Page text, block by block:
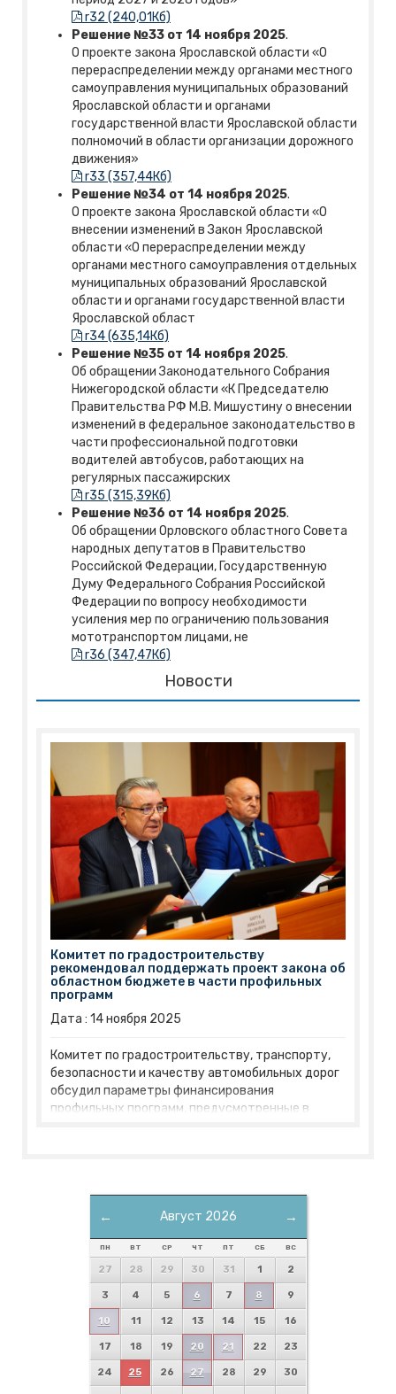
r32 (240,01Кб)
Решение №33 от 14 ноября 2025.
О проекте закона Ярославской области «О
перераспределении между органами местного
самоуправления муниципальных образований
Ярославской области и органами
государственной власти Ярославской области
полномочий в области организации дорожного
движения»
r33 (357,44Кб)
Решение №34 от 14 ноября 2025.
О проекте закона Ярославской области «О
внесении изменений в Закон Ярославской
области «О перераспределении между
органами местного самоуправления отдельных
муниципальных образований Ярославской
области и органами государственной власти
Ярославской област
r34 (635,14Кб)
Решение №35 от 14 ноября 2025.
Об обращении Законодательного Собрания
Нижегородской области «К Председателю
Правительства РФ М.В. Мишустину о внесении
изменений в федеральное законодательство в
части профессиональной подготовки
водителей автобусов, работающих на
регулярных пассажирских
r35 (315,39Кб)
Решение №36 от 14 ноября 2025.
Об обращении Орловского областного Совета
народных депутатов в Правительство
Российской Федерации, Государственную
Думу Федерального Собрания Российской
Федерации по вопросу необходимости
усиления мер по ограничению пользования
мототранспортом лицами, не
r36 (347,47Кб)
Новости
Комитет по градостроительству
рекомендовал поддержать проект закона об
областном бюджете в части профильных
программ
Дата : 14ноября 2025
Комитет по градостроительству, транспорту,
безопасности и качеству автомобильных дорог
обсудил параметры финансирования
профильных программ, предусмотренные в
← →
Август 2026
ПН ВТ СР ЧТ ПТ СБ ВС
27 28 29 30 31 1 2
3 4 5 6 7 8 9
10 11 12 13 14 15 16
17 18 19 20 21 22 23
24 25 26 27 28 29 30